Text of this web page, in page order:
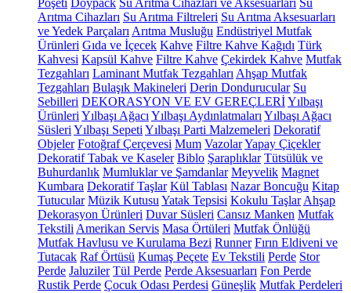
Poşeti Doypack Su Arıtma Cihazları ve Aksesuarları Su
Arıtma Cihazları Su Arıtma Filtreleri Su Arıtma Aksesuarları
ve Yedek Parçaları Arıtma Musluğu Endüstriyel Mutfak
Ürünleri Gıda ve İçecek Kahve Filtre Kahve Kağıdı Türk
Kahvesi Kapsül Kahve Filtre Kahve Çekirdek Kahve Mutfak
Tezgahları Laminant Mutfak Tezgahları Ahşap Mutfak
Tezgahları Bulaşık Makineleri Derin Dondurucular Su
Sebilleri DEKORASYON VE EV GEREÇLERİYılbaşı
Ürünleri Yılbaşı Ağacı Yılbaşı Aydınlatmaları Yılbaşı Ağacı
Süsleri Yılbaşı Sepeti Yılbaşı Parti Malzemeleri Dekoratif
Objeler Fotoğraf Çerçevesi Mum VazolarYapay Çiçekler
Dekoratif Tabak ve Kaseler Biblo Şaraplıklar Tütsülük ve
Buhurdanlık Mumluklar ve Şamdanlar Meyvelik Magnet
Kumbara Dekoratif Taşlar Kül Tablası Nazar Boncuğu Kitap
Tutucular Müzik Kutusu Yatak Tepsisi Kokulu Taşlar Ahşap
Dekorasyon Ürünleri Duvar Süsleri Cansız Manken Mutfak
Tekstili Amerikan Servis Masa Örtüleri Mutfak Önlüğü
Mutfak Havlusu ve Kurulama Bezi Runner Fırın Eldiveni ve
Tutacak Raf Örtüsü Kumaş Peçete Ev Tekstili Perde Stor
Perde Jaluziler Tül Perde Perde Aksesuarları Fon Perde
Rustik Perde Çocuk Odası Perdesi Güneşlik Mutfak Perdeleri